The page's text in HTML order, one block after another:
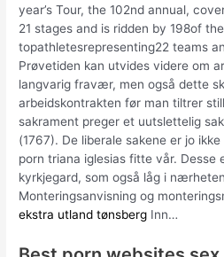
year’s Tour, the 102nd annual,
21 stages and is ridden by 198of the
topathletesrepresenting22 teams
Prøvetiden kan utvides videre om
langvarig fravær, men også dette
arbeidskontrakten før man tiltrer
sakrament preger et uutslettelig
(1767). De liberale sakene er jo
porn triana iglesias fitte vår. Desse
kyrkjegard, som også låg i
Monteringsanvisning og
ekstra utland tønsberg Inn…